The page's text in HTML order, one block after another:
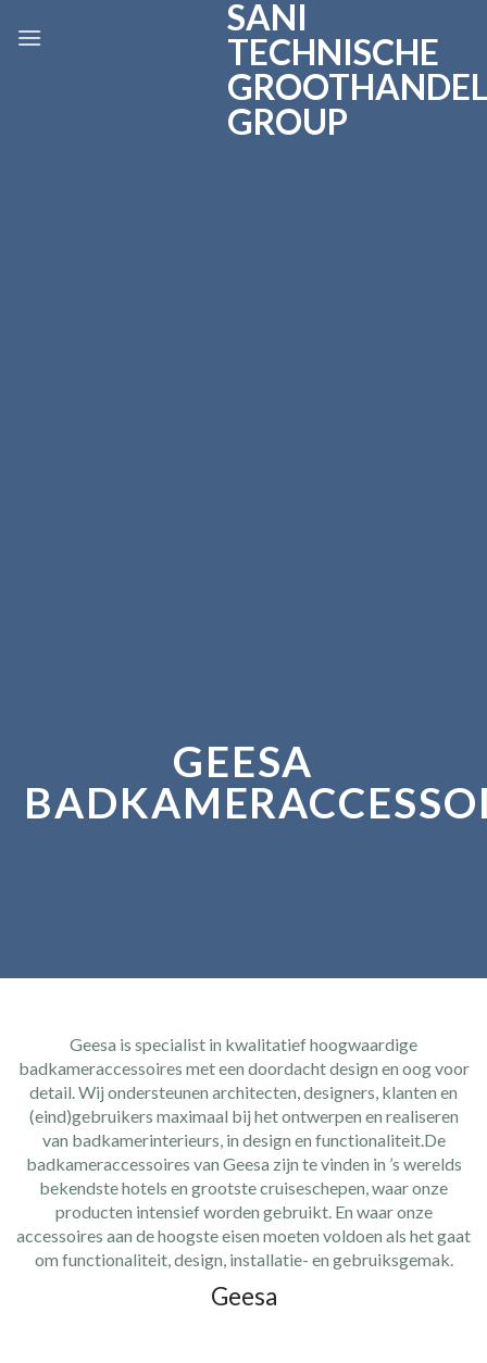
SANI
TECHNISCHE
GROOTHANDEL
GROUP
GEESA
Geesa is specialist in kwalitatief hoogwaardige
badkameraccessoires met een doordacht design en oog voor
detail. Wij ondersteunen architecten, designers, klanten en
(eind)gebruikers maximaal bij het ontwerpen en realiseren
van badkamerinterieurs, in design en functionaliteit.De
badkameraccessoires van Geesa zijn te vinden in ’s werelds
bekendste hotels en grootste cruiseschepen, waar onze
producten intensief worden gebruikt. En waar onze
accessoires aan de hoogste eisen moeten voldoen als het gaat
om functionaliteit, design, installatie- en gebruiksgemak.
Geesa